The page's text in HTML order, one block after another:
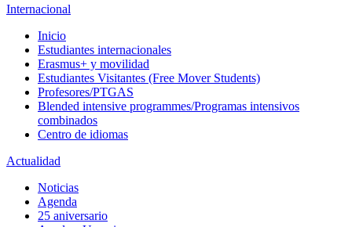
Internacional
Inicio
Estudiantes internacionales
Erasmus+ y movilidad
Estudiantes Visitantes (Free Mover Students)
Profesores/PTGAS
Blended intensive programmes/Programas intensivos
combinados
Centro de idiomas
Actualidad
Noticias
Agenda
25 aniversario